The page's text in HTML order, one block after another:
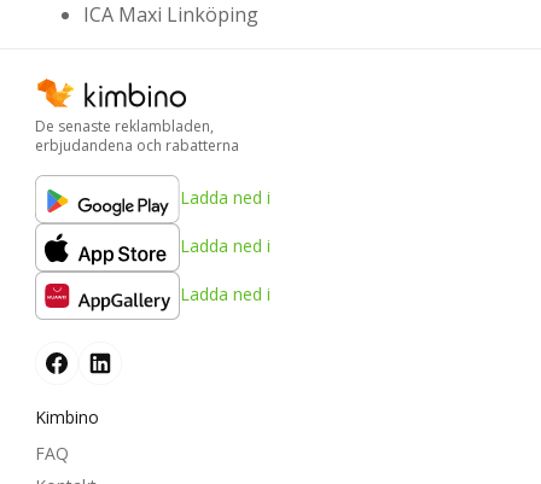
ICA Maxi Linköping
De senaste reklambladen,
erbjudandena och rabatterna
Ladda ned i
Ladda ned i
Ladda ned i
Kimbino
FAQ